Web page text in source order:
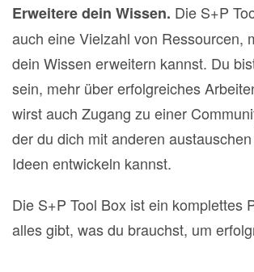
Erweitere dein Wissen. Die S+P
auch eine Vielzahl von Ressourcen,
dein Wissen erweitern kannst. Du
sein, mehr über erfolgreiches
wirst auch Zugang zu einer
der du dich mit anderen
Ideen entwickeln kannst.
Die S+P Tool Box ist ein komplettes
alles gibt, was du brauchst, um